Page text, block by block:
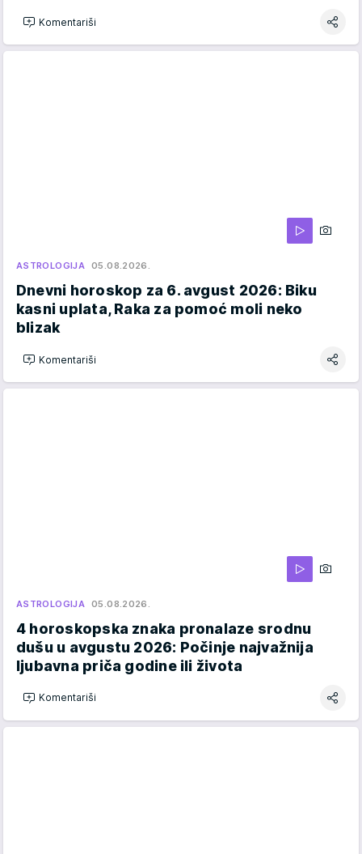
Komentariši
ASTROLOGIJA 05.08.2026.
Dnevni horoskop za 6. avgust 2026: Biku
kasni uplata, Raka za pomoć moli neko
blizak
Komentariši
ASTROLOGIJA 05.08.2026.
4 horoskopska znaka pronalaze srodnu
dušu u avgustu 2026: Počinje najvažnija
ljubavna priča godine ili života
Komentariši